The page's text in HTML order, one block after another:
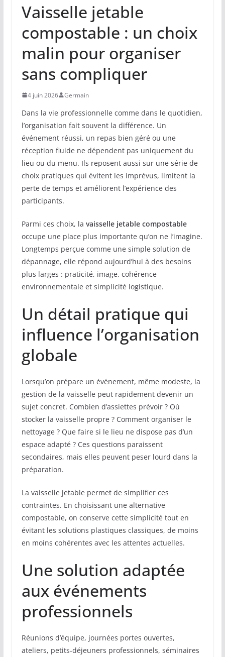
Vaisselle jetable
compostable : un choix
malin pour organiser
sans compliquer
4 juin 2026 Germain
Dans la vie professionnelle comme dans le quotidien,
l’organisation fait souvent la différence. Un
événement réussi, un repas bien géré ou une
réception fluide ne dépendent pas uniquement du
lieu ou du menu. Ils reposent aussi sur une série de
choix pratiques qui évitent les imprévus, limitent la
perte de temps et améliorent l’expérience des
participants.
Parmi ces choix, la vaisselle jetable compostable
occupe une place plus importante qu’on ne l’imagine.
Longtemps perçue comme une simple solution de
dépannage, elle répond aujourd’hui à des besoins
plus larges : praticité, image, cohérence
environnementale et simplicité logistique.
Un détail pratique qui
influence l’organisation
globale
Lorsqu’on prépare un événement, même modeste, la
gestion de la vaisselle peut rapidement devenir un
sujet concret. Combien d’assiettes prévoir ? Où
stocker la vaisselle propre ? Comment organiser le
nettoyage ? Que faire si le lieu ne dispose pas d’un
espace adapté ? Ces questions paraissent
secondaires, mais elles peuvent peser lourd dans la
préparation.
La vaisselle jetable permet de simplifier ces
contraintes. En choisissant une alternative
compostable, on conserve cette simplicité tout en
évitant les solutions plastiques classiques, de moins
en moins cohérentes avec les attentes actuelles.
Une solution adaptée
aux événements
professionnels
Réunions d’équipe, journées portes ouvertes,
ateliers, petits-déjeuners professionnels, séminaires